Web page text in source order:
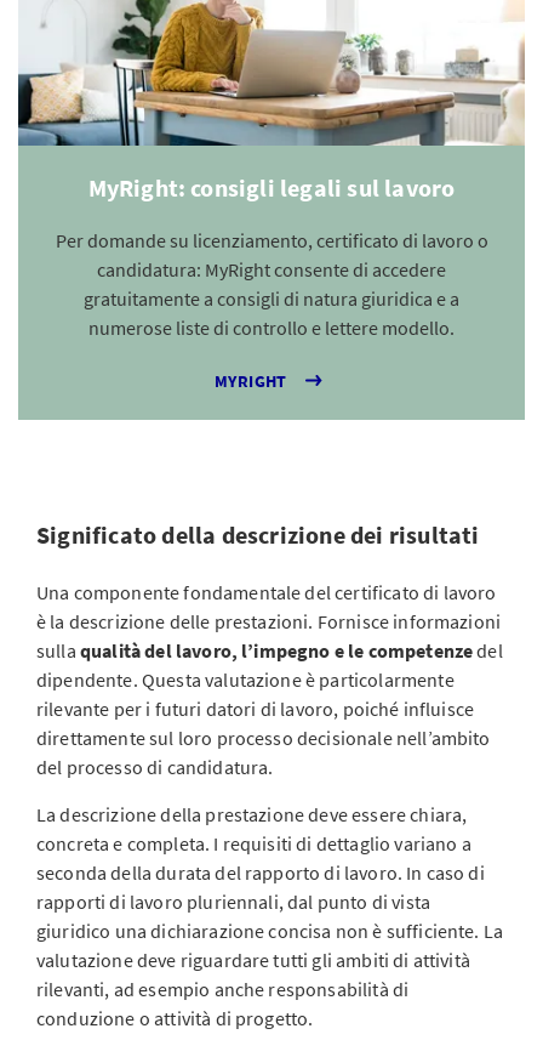
MyRight: consigli legali sul lavoro
Per domande su licenziamento, certificato di lavoro o
candidatura: MyRight consente di accedere
gratuitamente a consigli di natura giuridica e a
numerose liste di controllo e lettere modello.
MYRIGHT
Significato della descrizione dei risultati
Una componente fondamentale del certificato di lavoro
è la descrizione delle prestazioni. Fornisce informazioni
sulla qualità del lavoro, l’impegno e le competenzedel
dipendente. Questa valutazione è particolarmente
rilevante per i futuri datori di lavoro, poiché influisce
direttamente sul loro processo decisionale nell’ambito
del processo di candidatura.
La descrizione della prestazione deve essere chiara,
concreta e completa. I requisiti di dettaglio variano a
seconda della durata del rapporto di lavoro. In caso di
rapporti di lavoro pluriennali, dal punto di vista
giuridico una dichiarazione concisa non è sufficiente. La
valutazione deve riguardare tutti gli ambiti di attività
rilevanti, ad esempio anche responsabilità di
conduzione o attività di progetto.